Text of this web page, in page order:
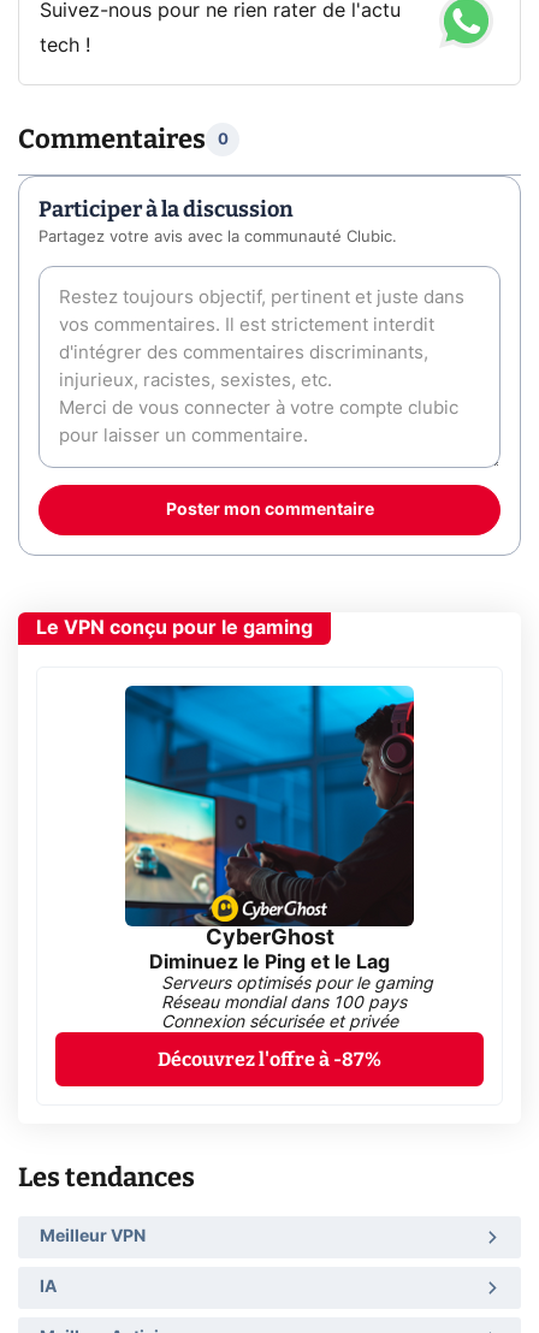
Suivez-nous pour ne rien rater de l'actu
tech !
Commentaires 0
Participer à la discussion
Partagez votre avis avec la communauté Clubic.
Poster mon commentaire
Le VPN conçu pour le gaming
CyberGhost
Diminuez le Ping et le Lag
Serveurs optimisés pour le gaming
Réseau mondial dans 100 pays
Connexion sécurisée et privée
Découvrez l'offre à -87%
Les tendances
Meilleur VPN
IA